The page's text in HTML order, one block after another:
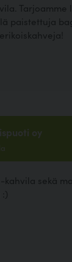
Tarjoamme
paistettuja
oy
sekä